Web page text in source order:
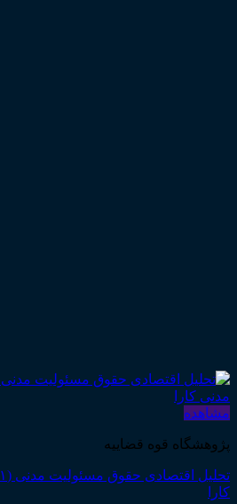
مشاهده
پژوهشگاه قوه قضاییه
کارا